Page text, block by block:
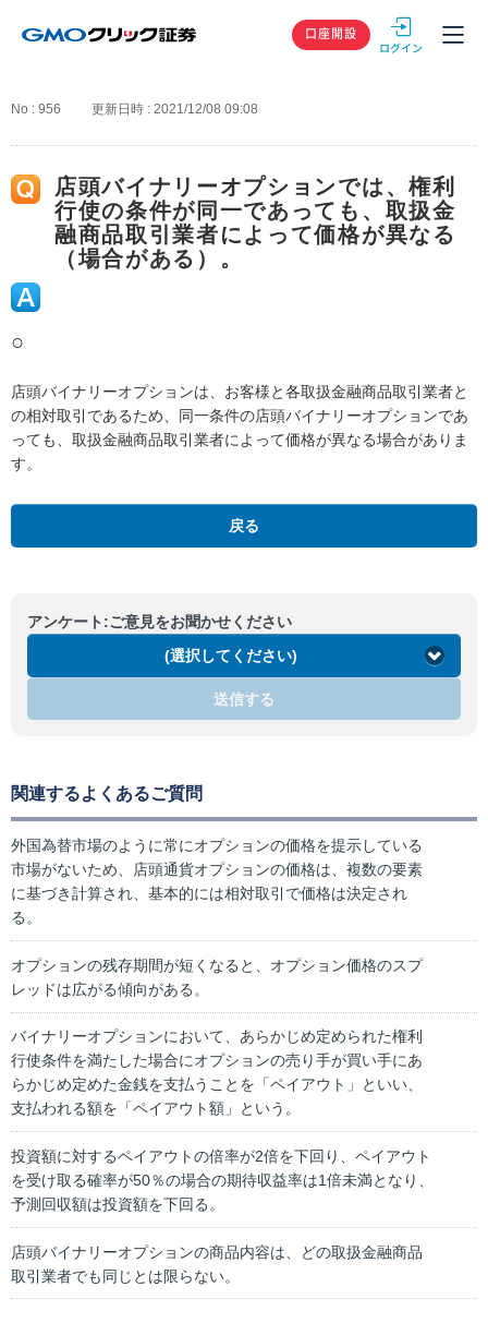
GMOクリック
口座開設
No : 956 更新日時 : 2021/12/08 09:08
店頭バイナリーオプションでは、権利
行使の条件が同一であっても、取扱金
融商品取引業者によって価格が異なる
（場合がある）。
○
店頭バイナリーオプションは、お客様と各取扱金融商品取引業者と
の相対取引であるため、同一条件の店頭バイナリーオプションであ
っても、取扱金融商品取引業者によって価格が異なる場合がありま
す。
戻る
アンケート:ご意見をお聞かせください
(選択してください)
送信する
関連するよくあるご質問
外国為替市場のように常にオプションの価格を提示している
市場がないため、店頭通貨オプションの価格は、複数の要素
に基づき計算され、基本的には相対取引で価格は決定され
る。
オプションの残存期間が短くなると、オプション価格のスプ
レッドは広がる傾向がある。
バイナリーオプションにおいて、あらかじめ定められた権利
行使条件を満たした場合にオプションの売り手が買い手にあ
らかじめ定めた金銭を支払うことを「ペイアウト」といい、
支払われる額を「ペイアウト額」という。
投資額に対するペイアウトの倍率が2倍を下回り、ペイアウト
を受け取る確率が50％の場合の期待収益率は1倍未満となり、
予測回収額は投資額を下回る。
店頭バイナリーオプションの商品内容は、どの取扱金融商品
取引業者でも同じとは限らない。